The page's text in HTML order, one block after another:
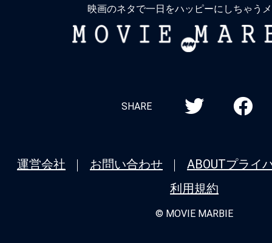
映画のネタで一日をハッピーにしちゃう
MOVIE
SHARE
運営会社 お問い合わせ ABOUTプライ
利用規約
© MOVIE MARBIE